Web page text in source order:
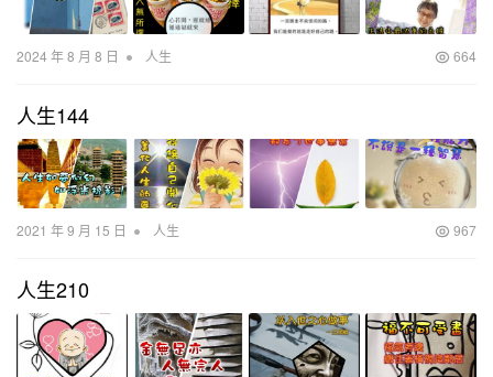
2024 年 8 月 8 日 • 人生 664
人生144
2021 年 9 月 15 日 • 人生 967
人生210